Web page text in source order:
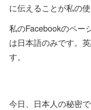
に伝えることが私の使
私のFacebookのペー
は日本語のみです。
す。
今日、日本人の秘密